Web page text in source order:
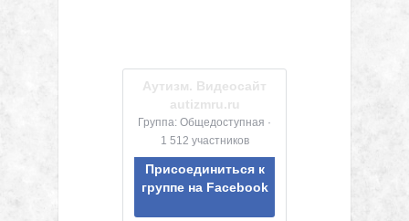
Аутизм. Видеосайт
autizmru.ru
Группа: Общедоступная ·
1 512 участников
Присоединиться к
группе на Facebook